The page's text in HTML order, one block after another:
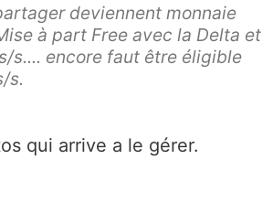
deviennent monnaie
à part Free avec la Delta et
s.... encore faut être éligible
s.
qui arrive a le gérer.